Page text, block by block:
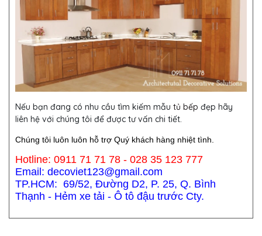
Nếu bạn đang có nhu cầu tìm kiếm mẫu tủ bếp đẹp hãy
liên hệ với chúng tôi để được tư vấn chi tiết.
Chúng tôi luôn luôn hỗ trợ Quý khách hàng nhiệt tình.
Hotline: 0911 71 71 78 - 028 35 123 777
Email: decoviet123@gmail.com
TP.HCM: 69/52, Đường D2, P. 25, Q. Bình
Thạnh - Hẻm xe tải - Ô tô đậu trước Cty.